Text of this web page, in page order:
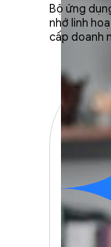
Bộ ứng
nhớ linh
cấp doanh